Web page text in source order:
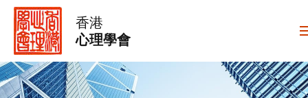
香港
心理學會